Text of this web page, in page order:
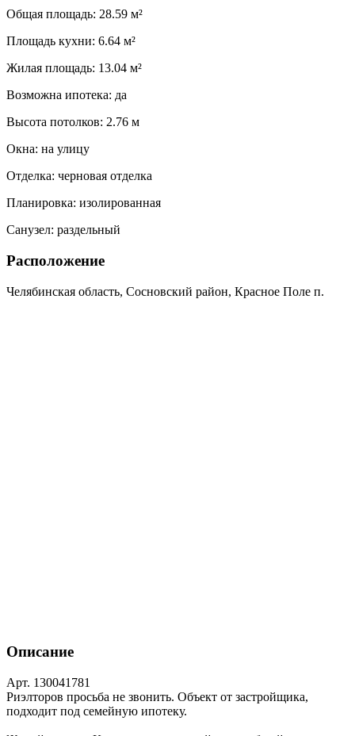
Общая площадь: 28.59 м²
Площадь кухни: 6.64 м²
Жилая площадь: 13.04 м²
Возможна ипотека: да
Высота потолков: 2.76 м
Окна: на улицу
Отделка: черновая отделка
Планировка: изолированная
Санузел: раздельный
Расположение
Челябинская область, Сосновский район, Красное Поле п.
Описание
Арт. 130041781
Риэлторов просьба не звонить. Объект от застройщика,
подходит под семейную ипотеку.